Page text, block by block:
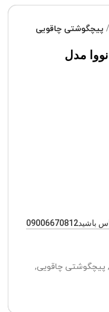
پیچگوشتی چاقویی
8 عددی نووا مدل
, پیچگوشتی چاقویی,